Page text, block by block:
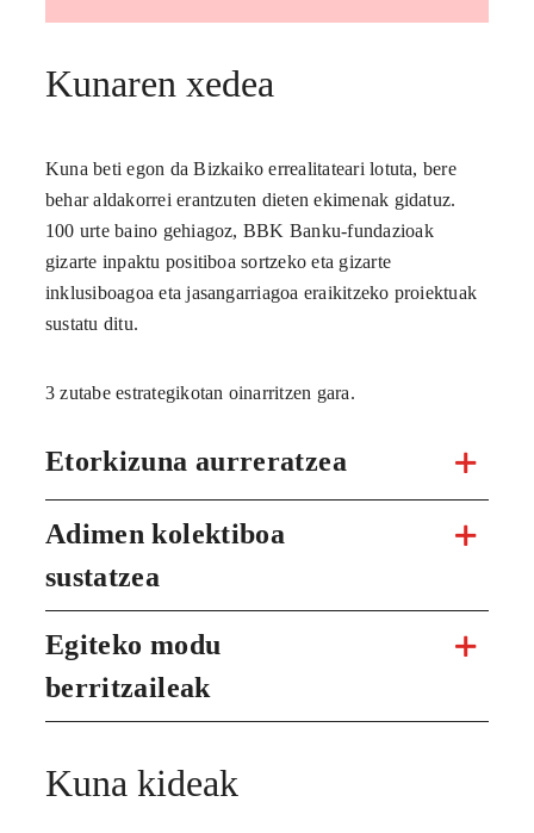
Kunaren xedea
Kuna beti egon da Bizkaiko errealitateari lotuta, bere
behar aldakorrei erantzuten dieten ekimenak gidatuz.
100 urte baino gehiagoz, BBK Banku-fundazioak
gizarte inpaktu positiboa sortzeko eta gizarte
inklusiboagoa eta jasangarriagoa eraikitzeko proiektuak
sustatu ditu.
3 zutabe estrategikotan oinarritzen gara.
Etorkizuna aurreratzea
Adimen kolektiboa
sustatzea
Egiteko modu
berritzaileak
Kuna kideak